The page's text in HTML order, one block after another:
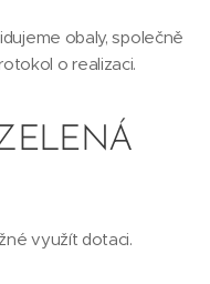
obaly, společně
o realizaci.
využít dotaci.